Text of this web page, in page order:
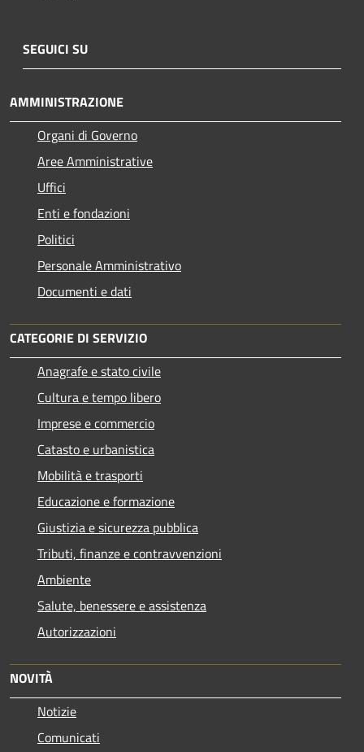
SEGUICI SU
AMMINISTRAZIONE
Organi di Governo
Aree Amministrative
Uffici
Enti e fondazioni
Politici
Personale Amministrativo
Documenti e dati
CATEGORIE DI SERVIZIO
Anagrafe e stato civile
Cultura e tempo libero
Imprese e commercio
Catasto e urbanistica
Mobilità e trasporti
Educazione e formazione
Giustizia e sicurezza pubblica
Tributi, finanze e contravvenzioni
Ambiente
Salute, benessere e assistenza
Autorizzazioni
NOVITÀ
Notizie
Comunicati